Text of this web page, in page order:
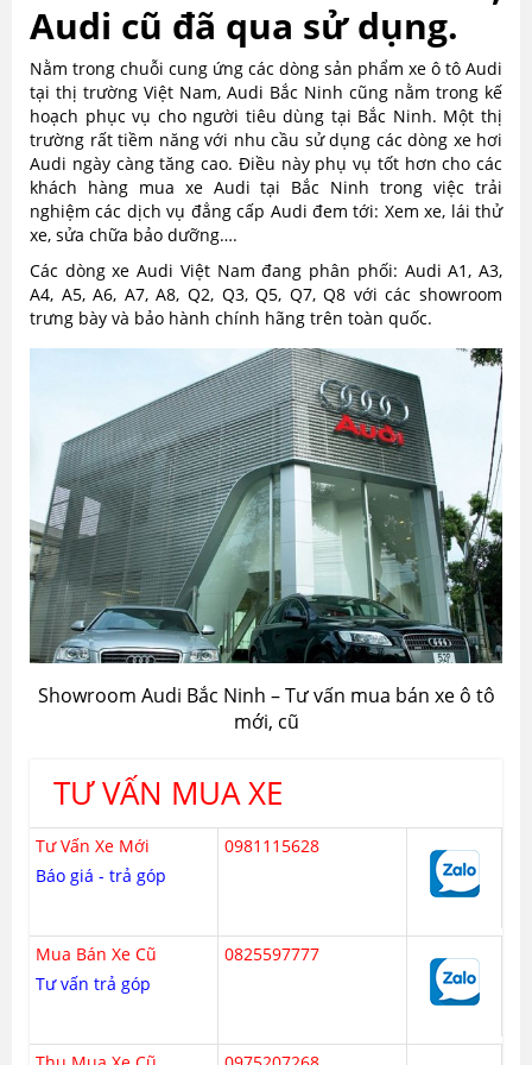
Audi cũ đã qua sử dụng.
Nằm trong chuỗi cung ứng các dòng sản phẩm xe ô tô Audi
tại thị trường Việt Nam, Audi Bắc Ninh cũng nằm trong kế
hoạch phục vụ cho người tiêu dùng tại Bắc Ninh. Một thị
trường rất tiềm năng với nhu cầu sử dụng các dòng xe hơi
Audi ngày càng tăng cao. Điều này phụ vụ tốt hơn cho các
khách hàng mua xe Audi tại Bắc Ninh trong việc trải
nghiệm các dịch vụ đẳng cấp Audi đem tới: Xem xe, lái thử
xe, sửa chữa bảo dưỡng….
Các dòng xe Audi Việt Nam đang phân phối: Audi A1, A3,
A4, A5, A6, A7, A8, Q2, Q3, Q5, Q7, Q8 với các showroom
trưng bày và bảo hành chính hãng trên toàn quốc.
Showroom Audi Bắc Ninh – Tư vấn mua bán xe ô tô
mới, cũ
TƯ VẤN MUA XE
Tư Vấn Xe Mới
Báo giá - trả góp
0981115628
Mua Bán Xe Cũ
Tư vấn trả góp
0825597777